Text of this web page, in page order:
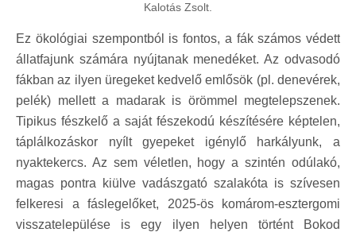
Kalotás Zsolt.
Ez ökológiai szempontból is fontos, a fák számos védett
állatfajunk számára nyújtanak menedéket. Az odvasodó
fákban az ilyen üregeket kedvelő emlősök (pl. denevérek,
pelék) mellett a madarak is örömmel megtelepszenek.
Tipikus fészkelő a saját fészekodú készítésére képtelen,
táplálkozáskor nyílt gyepeket igénylő harkályunk, a
nyaktekercs. Az sem véletlen, hogy a szintén odúlakó,
magas pontra kiülve vadászgató szalakóta is szívesen
felkeresi a fáslegelőket, 2025-ös komárom-esztergomi
visszatelepülése is egy ilyen helyen történt Bokod